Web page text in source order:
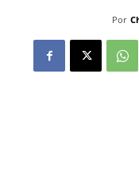
Por